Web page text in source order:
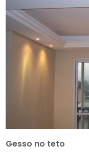
Gesso no teto